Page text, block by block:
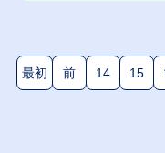
最初 前 14 15